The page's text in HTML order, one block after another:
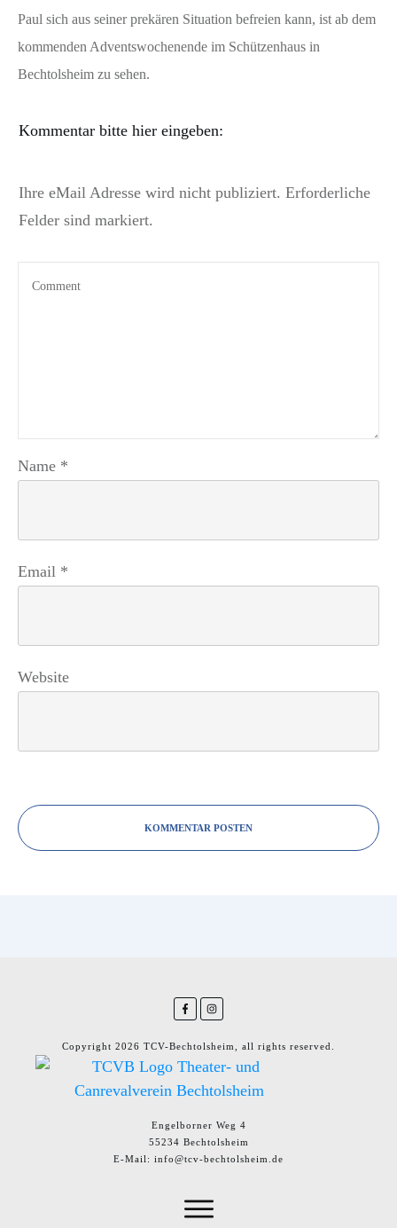
Paul sich aus seiner prekären Situation befreien kann, ist ab dem
kommenden Adventswochenende im Schützenhaus in
Bechtolsheim zu sehen.
Kommentar bitte hier eingeben:
Ihre eMail Adresse wird nicht publiziert. Erforderliche
Felder sind markiert.
Name *
Email *
Website
KOMMENTAR POSTEN
Engelborner Weg 4
55234 Bechtolsheim
E-Mail: info@tcv-bechtolsheim.de
Copyright 2026 TCV-Bechtolsheim , all rights reserved.